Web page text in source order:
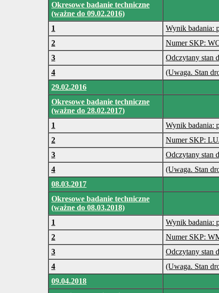
Okresowe badanie techniczne
(ważne do 09.02.2016)
1
Wynik badania:
2
Numer SKP:
3
Odczytany stan
4
(Uwaga. Stan
29.02.2016
Okresowe badanie techniczne
(ważne do 28.02.2017)
1
Wynik badania:
2
Numer SKP:
3
Odczytany stan
4
(Uwaga. Stan
08.03.2017
Okresowe badanie techniczne
(ważne do 08.03.2018)
1
Wynik badania:
2
Numer SKP:
3
Odczytany stan
4
(Uwaga. Stan
09.04.2018